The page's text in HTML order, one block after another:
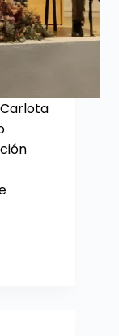
Carlota